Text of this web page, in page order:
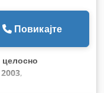
Повикајте
целосно
2003,